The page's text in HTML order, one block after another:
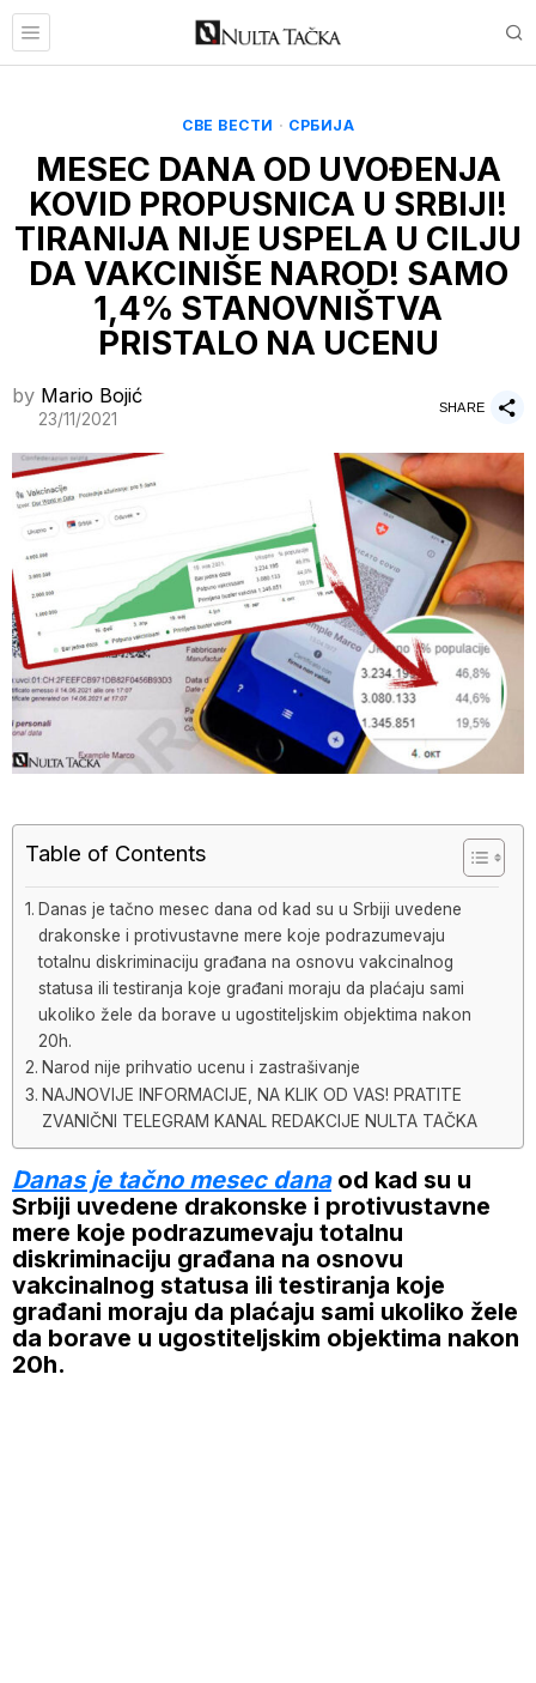
СВЕ ВЕСТИ · СРБИЈА
MESEC DANA OD UVOĐENJA
KOVID PROPUSNICA U SRBIJI!
TIRANIJA NIJE USPELA U CILJU
DA VAKCINIŠE NAROD! SAMO
1,4% STANOVNIŠTVA
PRISTALO NA UCENU
by Mario Bojić
23/11/2021
SHARE
Table of Contents
Danas je tačno mesec dana od kad su u Srbiji uvedene
drakonske i protivustavne mere koje podrazumevaju
totalnu diskriminaciju građana na osnovu vakcinalnog
statusa ili testiranja koje građani moraju da plaćaju sami
ukoliko žele da borave u ugostiteljskim objektima nakon
20h.
Narod nije prihvatio ucenu i zastrašivanje
NAJNOVIJE INFORMACIJE, NA KLIK OD VAS! PRATITE
ZVANIČNI TELEGRAM KANAL REDAKCIJE NULTA TAČKA
Danas je tačno mesec dana od kad su u
Srbiji uvedene drakonske i protivustavne
mere koje podrazumevaju totalnu
diskriminaciju građana na osnovu
vakcinalnog statusa ili testiranja koje
građani moraju da plaćaju sami ukoliko žele
da borave u ugostiteljskim objektima nakon
20h.